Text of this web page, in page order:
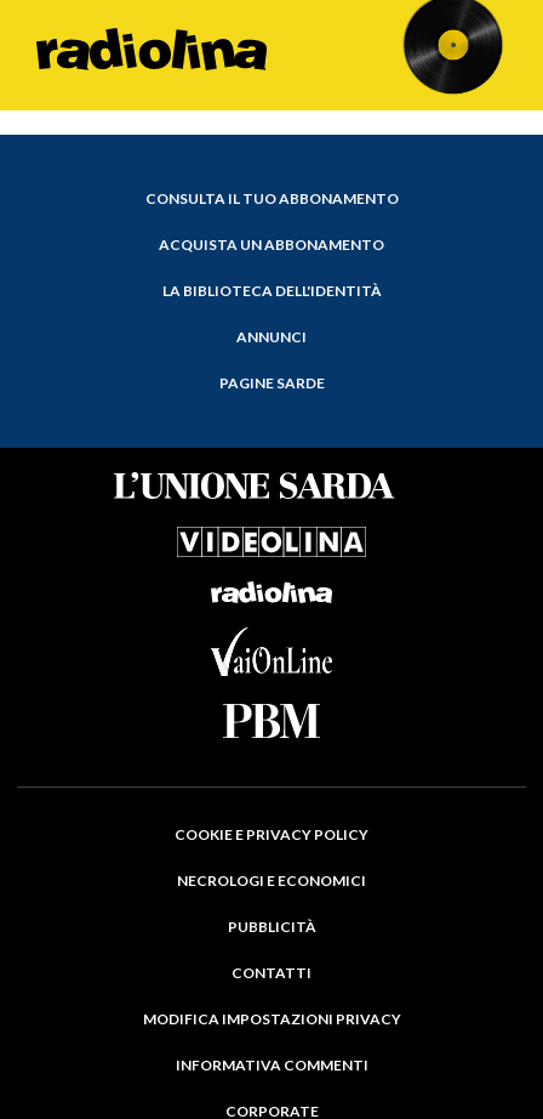
CONSULTA IL TUO ABBONAMENTO
ACQUISTA UN ABBONAMENTO
LA BIBLIOTECA DELL'IDENTITÀ
ANNUNCI
PAGINE SARDE
COOKIE E PRIVACY POLICY
NECROLOGI E ECONOMICI
PUBBLICITÀ
CONTATTI
MODIFICA IMPOSTAZIONI PRIVACY
INFORMATIVA COMMENTI
CORPORATE